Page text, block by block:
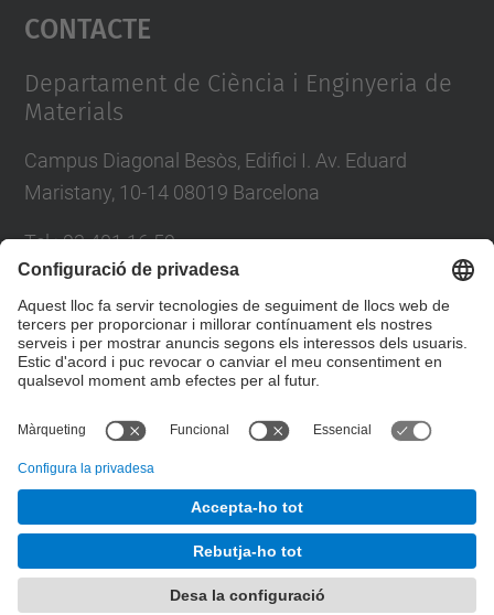
powered by
Contacte
Departament de Ciència i Enginyeria de
Materials
Campus Diagonal Besòs, Edifici I. Av. Eduard
Maristany, 10-14 08019 Barcelona
Tel.:93 401 16 59
Directori UPC
Formulari de contacte
Departament de Ciència i Enginyeria de Materials
Desenvolupat amb